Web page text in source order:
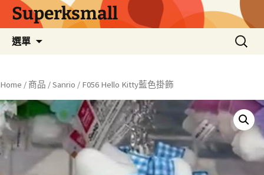
Superksmall
選單
內
容
搜
尋
Home / 商品 /Sanrio / F056 Hello Kitty藍色掛飾